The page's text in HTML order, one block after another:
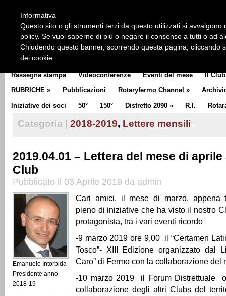
CLUB COMMUNICATOR
Rassegna stampa Videoconferenze Eventi del mese Il Club
RUBRICHE » Pubblicazioni Rotaryfermo Channel »
Iniziative dei soci
50° 150° Distretto 2090 » R.I.
Categoria | 2018-2019, Lettere mensili
2019.04.01 – Lettera del mese di
Club
Pubblicato il 03 Aprile 2019 da admin
Emanuele Intorbida -
Presidente anno
2018-19
Cari amici, il mese di marzo, appena
pieno di iniziative che ha visto il nostro
protagonista, tra i vari eventi ricordo
-9 marzo 2019 ore 9,00 il “Certamen
Tosco”- XIII Edizione organizzato dal
Caro” di Fermo con la collaborazione del
-10 marzo 2019 il Forum Distrettuale
collaborazione degli altri Clubs del
Informativa
Questo sito o gli strumenti terzi da questo utilizzati si
policy. Se vuoi saperne di più o negare il consenso a tutti o ad
Chiudendo questo banner, scorrendo questa pagina, cliccando
dei cookie.